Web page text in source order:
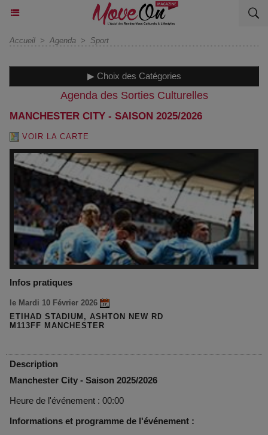
Accueil > Agenda > Sport
▶ Choix des Catégories
Agenda des Sorties Culturelles
MANCHESTER CITY - SAISON 2025/2026
VOIR LA CARTE
Infos pratiques
le Mardi 10 Février 2026
ETIHAD STADIUM, ASHTON NEW RD
M113FF MANCHESTER
Description
Manchester City - Saison 2025/2026
Heure de l'événement : 00:00
Informations et programme de l'événement :